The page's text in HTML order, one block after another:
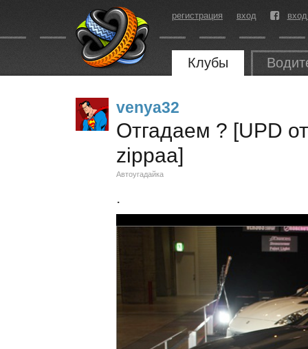
регистрация вход
Клубы
venya32
Отгадаем ? [UPD
zippaa]
Автоугадайка
.